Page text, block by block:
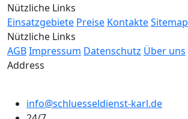
Nützliche Links
Einsatzgebiete Preise KontakteSitemap
Nützliche Links
AGBImpressum Datenschutz Über uns
Address
info@schluesseldienst-karl.de